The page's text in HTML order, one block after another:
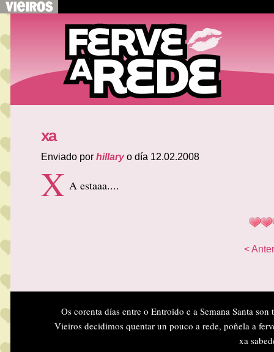
xa
Enviado por hillaryo día 12.02.2008
X A estaaa....
<
Os corenta días entre o Entroido e a Semana Santa
Vieiros decidimos quentar un pouco a rede, poñela a
xa